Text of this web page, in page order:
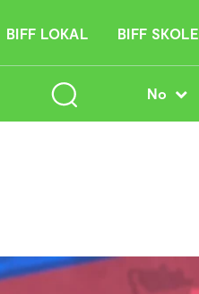
BIFF LOKAL BIFF SKOLE
No